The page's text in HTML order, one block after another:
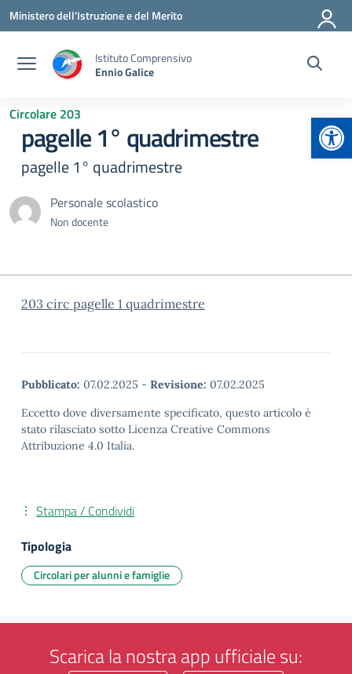
Vai ai contenuti
Vai al menu di navigazione
Vai al footer
Ministero dell'Istruzione e del Merito
Istituto Comprensivo
Ennio Galice
Circolare 203
pagelle 1° quadrimestre
pagelle 1° quadrimestre
Personale scolastico
Non docente
203 circ pagelle 1 quadrimestre
Pubblicato: 07.02.2025 - Revisione: 07.02.2025
Eccetto dove diversamente specificato, questo articolo è
stato rilasciato sotto Licenza Creative Commons
Attribuzione 4.0 Italia.
Stampa / Condividi
Tipologia
Circolari per alunni e famiglie
Scarica la nostra app ufficiale su: